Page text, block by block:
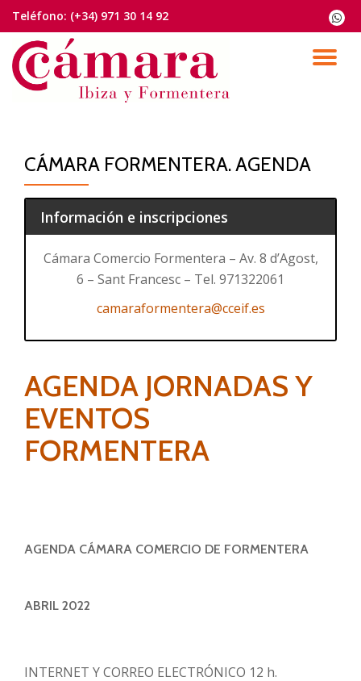
Saltar
contenido
Teléfono: (+34) 971 30 14 92
fa-
CÁMARA FORMENTERA. AGENDA
Información e inscripciones
Cámara Comercio Formentera – Av. 8 d’Agost,
6 – Sant Francesc – Tel. 971322061
camaraformentera@cceif.es
AGENDA JORNADAS Y
EVENTOS
FORMENTERA
AGENDA CÁMARA COMERCIO DE FORMENTERA
ABRIL 2022
INTERNET Y CORREO ELECTRÓNICO 12 h.